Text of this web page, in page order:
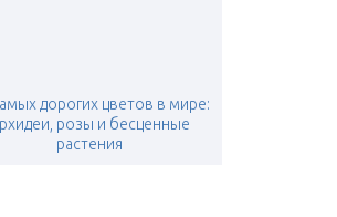
дорогих цветов в мире:
розы и бесценные
растения